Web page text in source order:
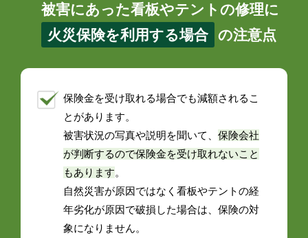
被害にあった看板やテントの修理に
火災保険を利用する場合
の注意点
保険金を受け取れる場合でも減額されるこ
とがあります。
被害状況の写真や説明を聞いて、 保険会社
が判断するので保険金を受け取れないこと
もあります。
自然災害が原因ではなく看板やテントの経
年劣化が原因で破損した場合は、保険の対
象になりません。